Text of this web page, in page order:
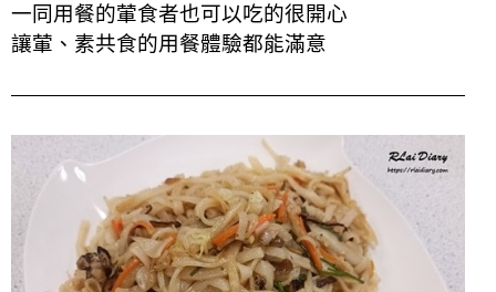
一同用餐的葷食者也可以吃的很開心
讓葷、素共食的用餐體驗都能滿意